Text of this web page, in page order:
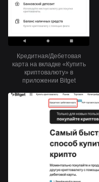
Кредитная/Дебетовая
карта на вкладке «Купить
криптовалюту» в
приложении Bitget